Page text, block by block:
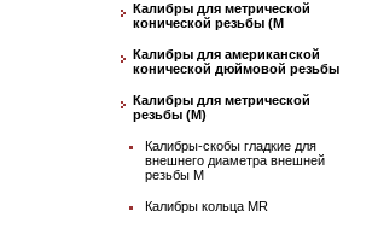
Калибры для метрической
конической резьбы (М
Калибры для американской
конической дюймовой резьбы
Калибры для метрической
резьбы (М)
Калибры-скобы гладкие для
внешнего диаметра внешней
резьбы М
Калибры кольца MR